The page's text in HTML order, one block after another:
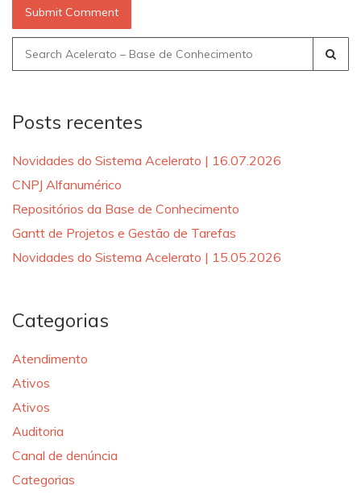
Search
for:
Posts recentes
Novidades do Sistema Acelerato | 16.07.2026
CNPJ Alfanumérico
Repositórios da Base de Conhecimento
Gantt de Projetos e Gestão de Tarefas
Novidades do Sistema Acelerato | 15.05.2026
Categorias
Atendimento
Ativos
Ativos
Auditoria
Canal de denúncia
Categorias